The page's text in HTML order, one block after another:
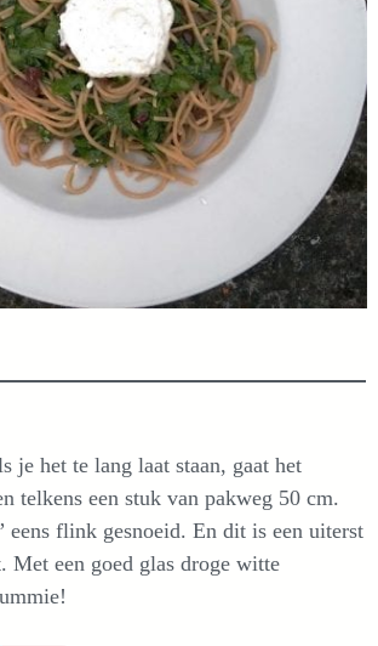
je het te lang laat staan, gaat het
telkens een stuk van pakweg 50 cm.
eens flink gesnoeid. En dit is een uiterst
Met een goed glas droge witte